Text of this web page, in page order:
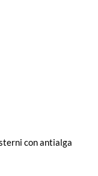
con antialga